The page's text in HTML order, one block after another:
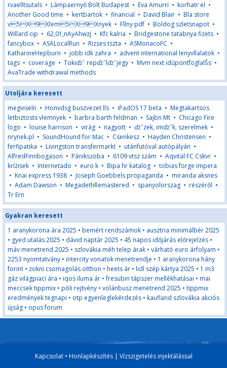
rvaelltsutals • Lámpaernyő Bolt Budapest • Eva Amurri • korhatr el •
Another Good time • kertbartok • financial • David Blair • Bla store
v5X9Xlem5X9Xnyek • Fllny pdf • Boldog szletsnapot •
Willard cip • 62,01,nAyAhwzj • Kfc kalria • Bridgestone tatabnya fizets •
fancybox • ASALocalRun • Rizses tszta • ASMonacoFC •
KatharineHepburn • jobb idk zahra • advent international lenyvllalatok •
tags • coverage • Tokiďż˝ repďż˝lďż˝jegy • Mvm next idűpontfoglalŠs •
AvaTrade withdrawal methods
Utoljára keresett
megviseln • Honvdsg buszvezet lls • iPadOS 17 beta • Megtakartsos
letbiztosts vlemnyek • barbra barth feldman • Sajbn Mt • Chicago Fire
logo • louise harrison • virág • nagyott • ďż˝zek, imďż˝k, szerelmek •
nrynek.pl • SoundHound for Mac • Csenkesz • Hayden Christensen •
ferfipatika • Livingston transfermarkt • utánfutóval autópályán •
AlfredFinnbogason • Pánikszoba • 6109 vtsz szám • Aqvital FC Cskvr •
krízisek • Internetado • euro k • Bipa hr katalog • tobias forge impera
• Knai express 1938 • Joseph Goebbels propaganda • miranda aksnes
• Adam Dawson • MegadethRemastered • spanyolorszag • részéről •
Tr Ern
Gyakran keresett
1 aranykorona ára 2025 • bemért rendszámok • ausztria minimálbér 2025
• gyed utalás 2025 • dávid naptár 2025 • 45 napos időjárás előrejelzés •
máv menetrend 2025 • szlovákia méh telep árak • várható euro árfolyam •
2253 nyomtatvány • intercity vonatok menetrendje • 1 aranykorona hány
forint • zokni csomagolás otthon • heets ár • lidl szép kártya 2025 • 1 m3
gáz világpiaci ára • iqos iluma ár •fresubin tápszer mellékhatásai • mai
meccsek tippmix • pöli rejtvény • volánbusz menetrend 2025 • tippmix
eredmények tegnapi • otp egyenleglekérdezés • kaufland szlovákia akciós
újság • opus forum
Kapcsolat• Honlapkészítés| Vízszigetelés injektálással